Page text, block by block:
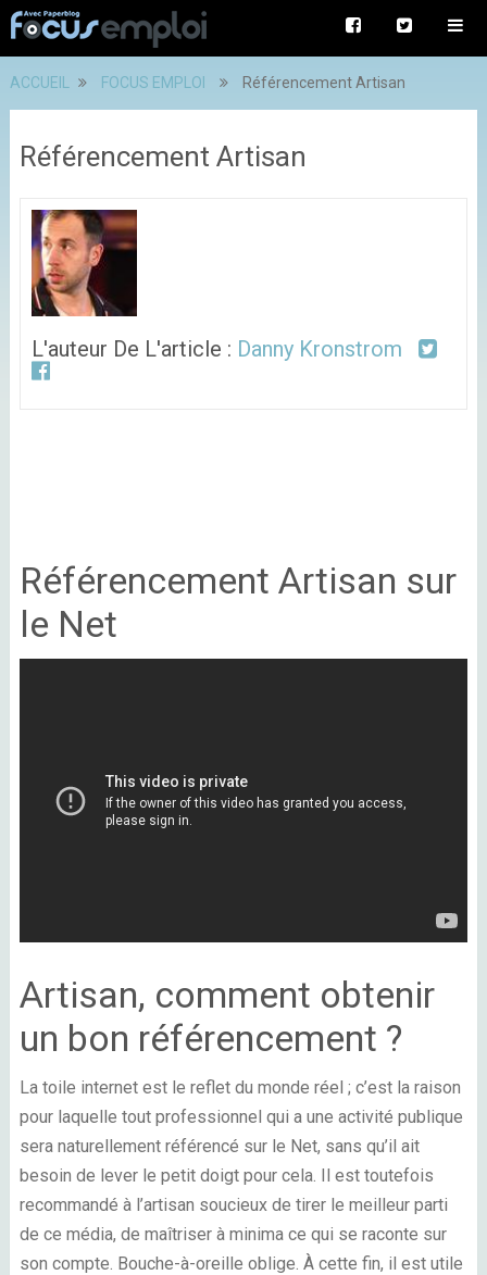
ACCUEIL FOCUS EMPLOI Référencement Artisan
Référencement Artisan
L'auteur De L'article : Danny Kronstrom
Référencement Artisan sur
le Net
Artisan, comment obtenir
un bon référencement ?
La toile internet est le reflet du monde réel ; c’est la raison
pour laquelle tout professionnel qui a une activité publique
sera naturellement référencé sur le Net, sans qu’il ait
besoin de lever le petit doigt pour cela. Il est toutefois
recommandé à l’artisan soucieux de tirer le meilleur parti
de ce média, de maîtriser à minima ce qui se raconte sur
son compte. Bouche-à-oreille oblige. À cette fin, il est utile